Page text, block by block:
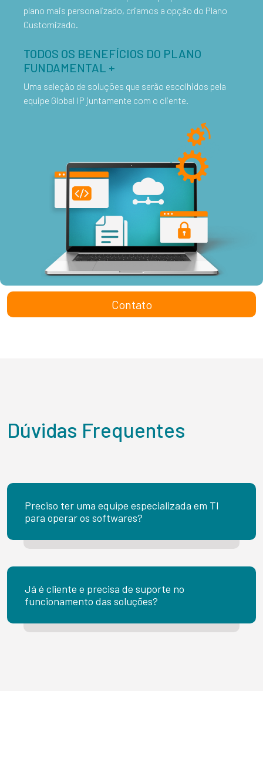
plano mais personalizado, criamos a opção do Plano
Customizado.
TODOS OS BENEFÍCIOS DO PLANO
FUNDAMENTAL +
Uma seleção de soluções que serão escolhidos pela
equipe Global IP juntamente com o cliente.
Contato
Dúvidas Frequentes
Preciso ter uma equipe especializada em TI
para operar os softwares?
Já é cliente e precisa de suporte no
funcionamento das soluções?